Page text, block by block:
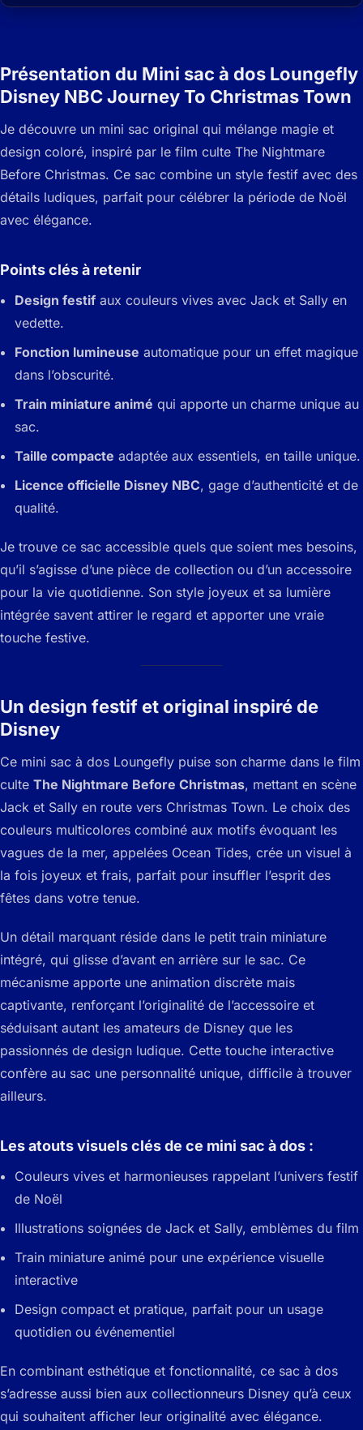
Présentation du Mini sac à dos Loungefly
Disney NBC Journey To Christmas Town
Je découvre un mini sac original qui mélange magie et
design coloré, inspiré par le film culte The Nightmare
Before Christmas. Ce sac combine un style festif avec des
détails ludiques, parfait pour célébrer la période de Noël
avec élégance.
Points clés à retenir
Design festif aux couleurs vives avec Jack et Sally en
vedette.
Fonction lumineuse automatique pour un effet magique
dans l’obscurité.
Train miniature animé qui apporte un charme unique au
sac.
Taille compacte adaptée aux essentiels, en taille unique.
Licence officielle Disney NBC, gage d’authenticité et de
qualité.
Je trouve ce sac accessible quels que soient mes besoins,
qu’il s’agisse d’une pièce de collection ou d’un accessoire
pour la vie quotidienne. Son style joyeux et sa lumière
intégrée savent attirer le regard et apporter une vraie
touche festive.
Un design festif et original inspiré de
Disney
Ce mini sac à dos Loungefly puise son charme dans le film
culte The Nightmare Before Christmas, mettant en scène
Jack et Sally en route vers Christmas Town. Le choix des
couleurs multicolores combiné aux motifs évoquant les
vagues de la mer, appelées Ocean Tides, crée un visuel à
la fois joyeux et frais, parfait pour insuffler l’esprit des
fêtes dans votre tenue.
Un détail marquant réside dans le petit train miniature
intégré, qui glisse d’avant en arrière sur le sac. Ce
mécanisme apporte une animation discrète mais
captivante, renforçant l’originalité de l’accessoire et
séduisant autant les amateurs de Disney que les
passionnés de design ludique. Cette touche interactive
confère au sac une personnalité unique, difficile à trouver
ailleurs.
Les atouts visuels clés de ce mini sac à dos :
Couleurs vives et harmonieuses rappelant l’univers festif
de Noël
Illustrations soignées de Jack et Sally, emblèmes du film
Train miniature animé pour une expérience visuelle
interactive
Design compact et pratique, parfait pour un usage
quotidien ou événementiel
En combinant esthétique et fonctionnalité, ce sac à dos
s’adresse aussi bien aux collectionneurs Disney qu’à ceux
qui souhaitent afficher leur originalité avec élégance.